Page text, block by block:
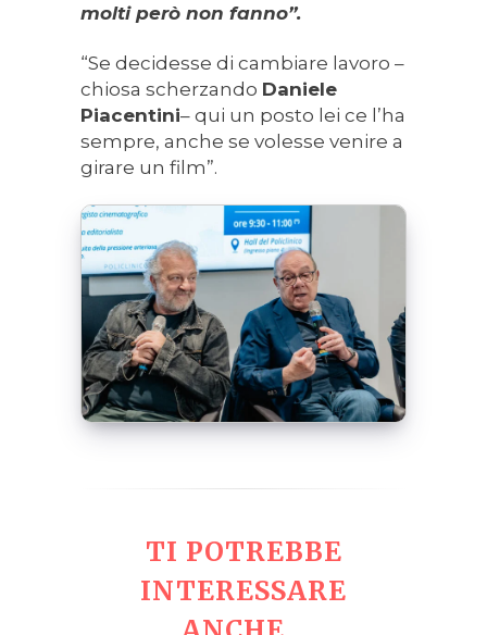
molti però non fanno”.
“Se decidesse di cambiare lavoro –
chiosa scherzando Daniele
Piacentini– qui un posto lei ce l’ha
sempre, anche se volesse venire a
girare un film”.
TI POTREBBE
INTERESSARE